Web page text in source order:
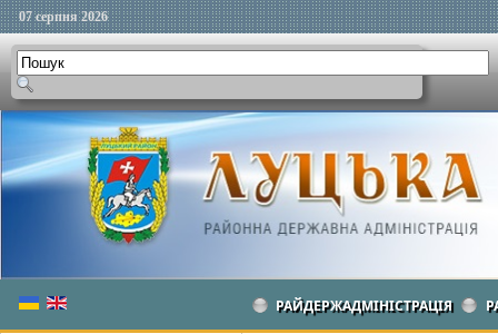
07 серпня 2026
РАЙДЕРЖАДМІНІСТРАЦІЯ